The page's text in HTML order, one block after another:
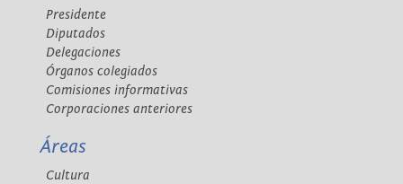
Presidente
Diputados
Delegaciones
Órganos colegiados
Comisiones informativas
Corporaciones anteriores
Áreas
Cultura